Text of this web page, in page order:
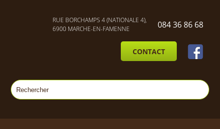
RUE BORCHAMPS 4 (NATIONALE 4),
6900 MARCHE-EN-FAMENNE
084 36 86 68
CONTACT